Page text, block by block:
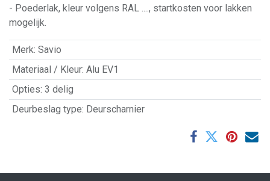
- Poederlak, kleur volgens RAL ...., startkosten voor lakken
mogelijk.
Merk: Savio
Materiaal / Kleur: Alu EV1
Opties: 3 delig
Deurbeslag type: Deurscharnier